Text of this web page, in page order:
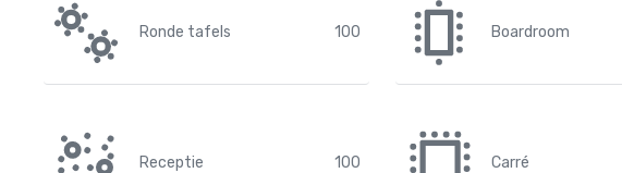
Ronde tafels 100 Boardroom
Receptie 100 Carré